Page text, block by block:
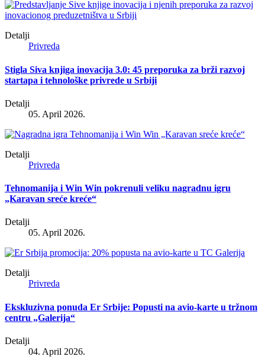
Detalji
Privreda
Stigla Siva knjiga inovacija 3.0: 45 preporuka za brži razvoj
startapa i tehnološke privrede u Srbiji
Detalji
05. April 2026.
Detalji
Privreda
Tehnomanija i Win Win pokrenuli veliku nagradnu igru
„Karavan sreće kreće“
Detalji
05. April 2026.
Detalji
Privreda
Ekskluzivna ponuda Er Srbije: Popusti na avio-karte u tržnom
centru „Galerija“
Detalji
04. April 2026.